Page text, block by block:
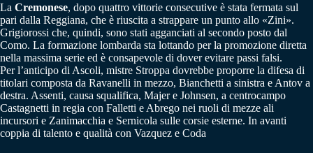
La Cremonese, dopo quattro vittorie consecutive è stata fermata sul
pari dalla Reggiana, che è riuscita a strappare un punto allo «Zini».
Grigiorossi che, quindi, sono stati agganciati al secondo posto dal
Como. La formazione lombarda sta lottando per la promozione diretta
nella massima serie ed è consapevole di dover evitare passi falsi.
Per l’anticipo di Ascoli, mistre Stroppa dovrebbe proporre la difesa di
titolari composta da Ravanelli in mezzo, Bianchetti a sinistra e Antov a
destra. Assenti, causa squalifica, Majer e Johnsen, a centrocampo
Castagnetti in regia con Falletti e Abrego nei ruoli di mezze ali
incursori e Zanimacchia e Sernicola sulle corsie esterne. In avanti
coppia di talento e qualità con Vazquez e Coda